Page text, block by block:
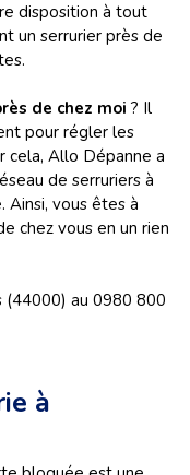
disposition à tout
un serrurier près de
de chez moi ? Il
pour régler les
cela, Allo Dépanne a
de serruriers à
vous êtes à
chez vous en un rien
(44000) au 0980 800
à